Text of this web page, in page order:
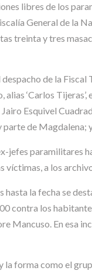
libres de los
General de la
treinta y tres
de la
‘Carlos
Esquivel
parte de
jefes paramilitares
víctimas, a los
hasta la fecha se
contra los
Mancuso. En esa
la forma como el